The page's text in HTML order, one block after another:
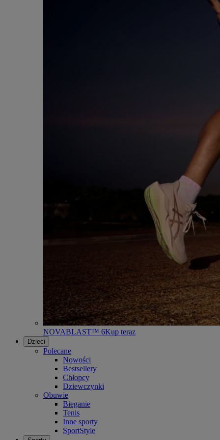
NOVABLAST™ 6Kup teraz
Dzieci
Polecane
Nowości
Bestsellery
Chłopcy
Dziewczynki
Obuwie
Bieganie
Tenis
Inne sporty
SportStyle